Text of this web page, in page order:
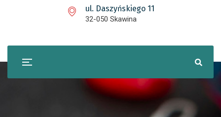
ul. Daszyńskiego 11
32-050 Skawina